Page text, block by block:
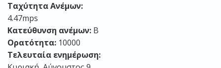
Ταχύτητα Ανέμων:
4.47mps
Κατεύθυνση ανέμων: Β
Ορατότητα: 10000
Τελευταία ενημέρωση: